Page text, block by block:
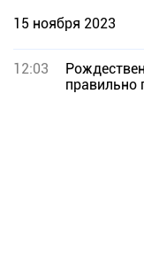
15 ноября 2023
12:03
правильно